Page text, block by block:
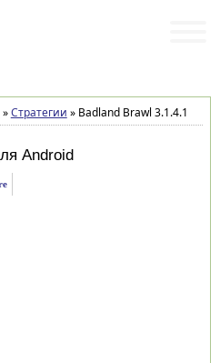
»Стратегии »Badland Brawl 3.1.4.1
Android